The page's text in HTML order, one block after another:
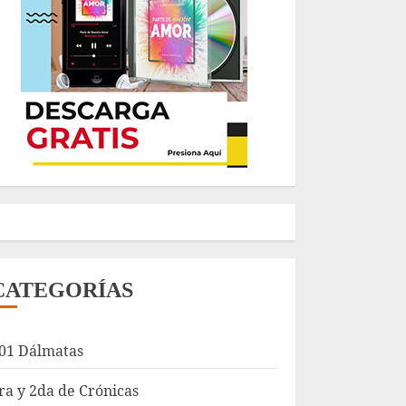
Dálmatas
y 2da de Crónicas